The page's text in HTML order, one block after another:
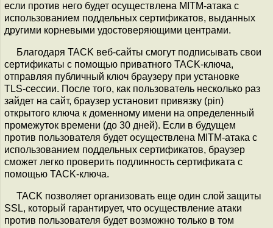
если против него будет осуществлена MITM-атака с
использованием поддельных сертификатов, выданных
другими корневыми удостоверяющими центрами.
Благодаря TACK веб-сайты смогут подписывать свои
сертификаты с помощью приватного TACK-ключа,
отправляя публичный ключ браузеру при установке
TLS-сессии. После того, как пользователь несколько раз
зайдет на сайт, браузер установит привязку (pin)
открытого ключа к доменному имени на определенный
промежуток времени (до 30 дней). Если в будущем
против пользователя будет осуществлена MITM-атака с
использованием поддельных сертификатов, браузер
сможет легко проверить подлинность сертификата с
помощью TACK-ключа.
TACK позволяет организовать еще один слой защиты
SSL, который гарантирует, что осуществление атаки
против пользователя будет возможно только в том